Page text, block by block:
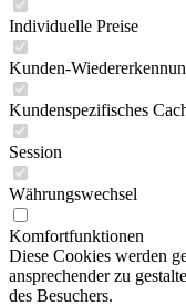
Individuelle Preise
Kunden-
Kundenspezifisches
Session
Währungswechsel
Komfortfunktionen
Diese Cookies werden
ansprechender zu
des Besuchers.